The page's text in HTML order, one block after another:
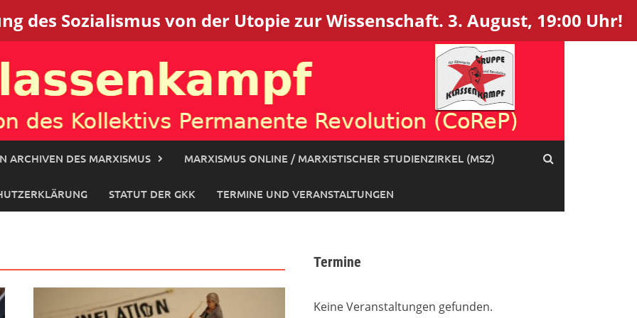
des Sozialismus von der Utopie zur Wissenschaft. 3. August, 19:00 Uhr!
ARCHIVEN DES MARXISMUS MARXISMUS ONLINE / MARXISTISCHER STUDIENZIRKEL (MSZ)
STATUT DER GKK TERMINE UND VERANSTALTUNGEN
Termine
Keine Veranstaltungen gefunden.